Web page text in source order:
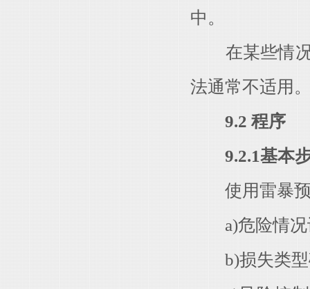
中。
在某些情况
法通常不适用
9.2 程序
9.2.1基本
使用雷暴预
a)危险情况
b)损失类型